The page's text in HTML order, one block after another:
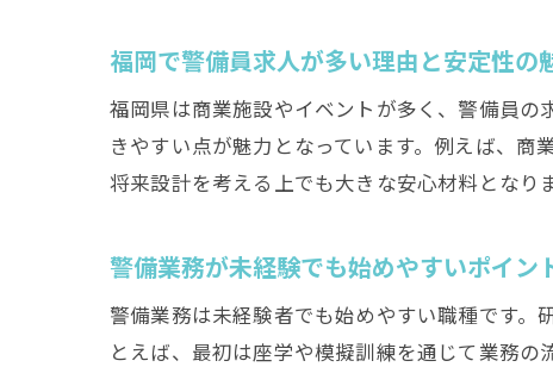
福岡で警備員求人が多い理由と安定性の
福岡県は商業施設やイベントが多く、警備員
きやすい点が魅力となっています。例えば、商
将来設計を考える上でも大きな安心材料となりま
警備業務が未経験でも始めやすいポイン
警備業務は未経験者でも始めやすい職種です
とえば、最初は座学や模擬訓練を通じて業務